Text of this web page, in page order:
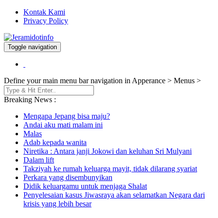
Kontak Kami
Privacy Policy
Jeramidotinfo
Berita dan Informasi Terkini
Toggle navigation
Define your main menu bar navigation in Apperance > Menus >
Breaking News :
Mengapa Jepang bisa maju?
Andai aku mati malam ini
Malas
Adab kepada wanita
Niretika : Antara janji Jokowi dan keluhan Sri Mulyani
Dalam lift
Takziyah ke rumah keluarga mayit, tidak dilarang syariat
Perkara yang disembunyikan
Didik keluargamu untuk menjaga Shalat
Penyelesaian kasus Jiwasraya akan selamatkan Negara dari
krisis yang lebih besar